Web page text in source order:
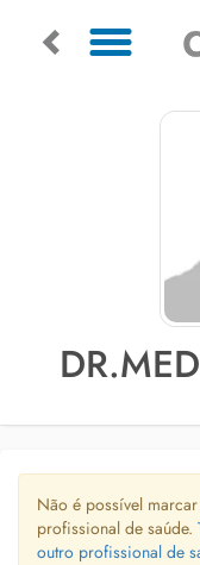
Não é possível
profissional de saúde.
outro profissional de